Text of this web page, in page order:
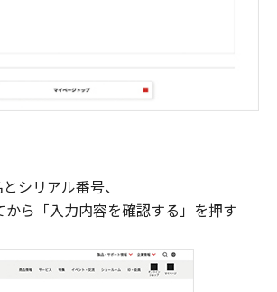
シリアル番号、
ら「入力内容を確認する」を押す